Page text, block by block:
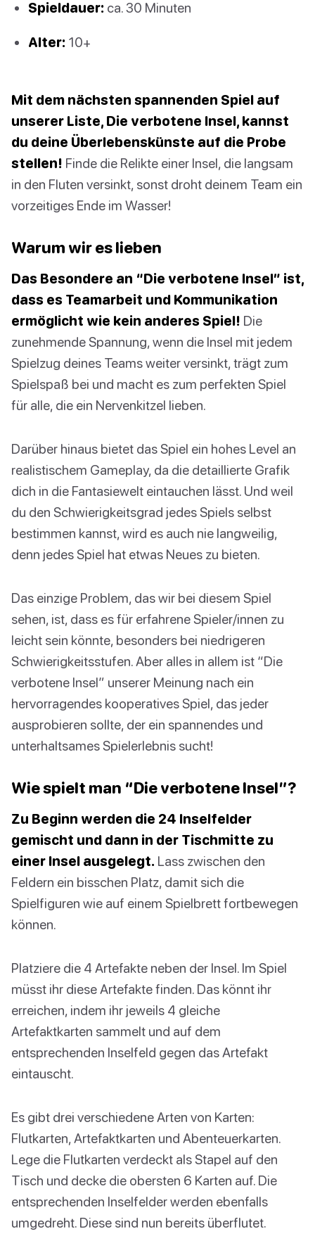
Spieldauer: ca. 30 Minuten
Alter: 10+
Mit dem nächsten spannenden Spiel auf
unserer Liste, Die verbotene Insel, kannst
du deine Überlebenskünste auf die Probe
stellen! Finde die Relikte einer Insel, die langsam
in den Fluten versinkt, sonst droht deinem Team ein
vorzeitiges Ende im Wasser!
Warum wir es lieben
Das Besondere an “Die verbotene Insel” ist,
dass es Teamarbeit und Kommunikation
ermöglicht wie kein anderes Spiel! Die
zunehmende Spannung, wenn die Insel mit jedem
Spielzug deines Teams weiter versinkt, trägt zum
Spielspaß bei und macht es zum perfekten Spiel
für alle, die ein Nervenkitzel lieben.
Darüber hinaus bietet das Spiel ein hohes Level an
realistischem Gameplay, da die detaillierte Grafik
dich in die Fantasiewelt eintauchen lässt. Und weil
du den Schwierigkeitsgrad jedes Spiels selbst
bestimmen kannst, wird es auch nie langweilig,
denn jedes Spiel hat etwas Neues zu bieten.
Das einzige Problem, das wir bei diesem Spiel
sehen, ist, dass es für erfahrene Spieler/innen zu
leicht sein könnte, besonders bei niedrigeren
Schwierigkeitsstufen. Aber alles in allem ist “Die
verbotene Insel” unserer Meinung nach ein
hervorragendes kooperatives Spiel, das jeder
ausprobieren sollte, der ein spannendes und
unterhaltsames Spielerlebnis sucht!
Wie spielt man “Die verbotene Insel”?
Zu Beginn werden die 24 Inselfelder
gemischt und dann in der Tischmitte zu
einer Insel ausgelegt. Lass zwischen den
Feldern ein bisschen Platz, damit sich die
Spielfiguren wie auf einem Spielbrett fortbewegen
können.
Platziere die 4 Artefakte neben der Insel. Im Spiel
müsst ihr diese Artefakte finden. Das könnt ihr
erreichen, indem ihr jeweils 4 gleiche
Artefaktkarten sammelt und auf dem
entsprechenden Inselfeld gegen das Artefakt
eintauscht.
Es gibt drei verschiedene Arten von Karten:
Flutkarten, Artefaktkarten und Abenteuerkarten.
Lege die Flutkarten verdeckt als Stapel auf den
Tisch und decke die obersten 6 Karten auf. Die
entsprechenden Inselfelder werden ebenfalls
umgedreht. Diese sind nun bereits überflutet.